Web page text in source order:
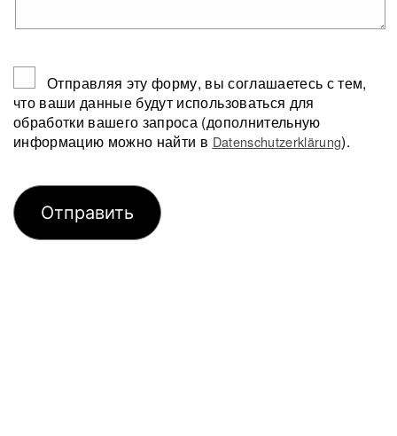
Отправляя эту форму, вы соглашаетесь с тем,
что ваши данные будут использоваться для
обработки вашего запроса (дополнительную
информацию можно найти в Datenschutzerklärung).